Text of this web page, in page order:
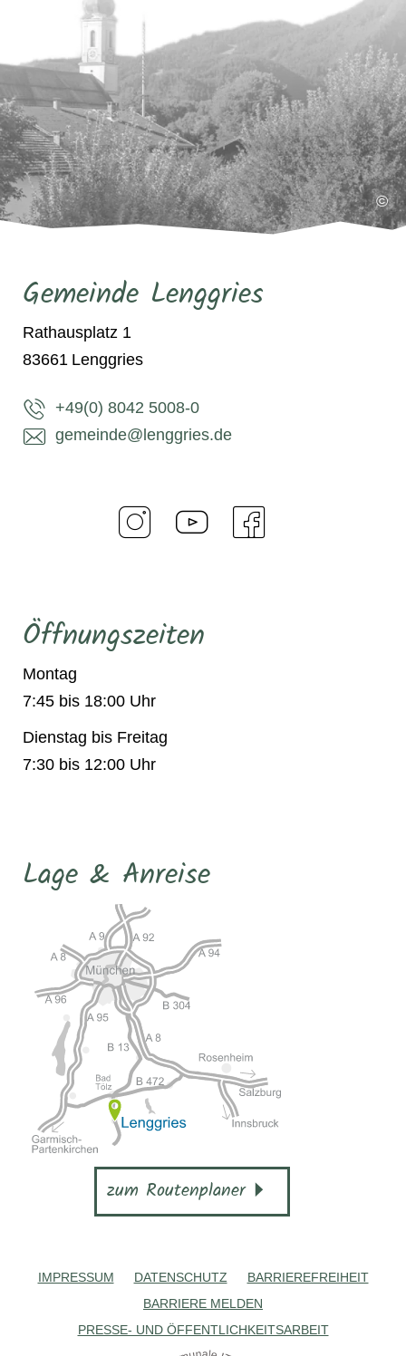
©
Gemeinde Lenggries
Rathausplatz 1
83661 Lenggries
+49(0) 8042 5008-0
gemeinde@lenggries.de
Öffnungszeiten
Montag
7:45 bis 18:00 Uhr
Dienstag bis Freitag
7:30 bis 12:00 Uhr
Lage & Anreise
zum Routenplaner
IMPRESSUM DATENSCHUTZ
BARRIEREFREIHEIT
BARRIERE MELDEN
PRESSE- UND ÖFFENTLICHKEITSARBEIT